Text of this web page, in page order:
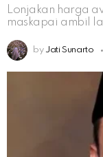
Lonjakan harga
maskapai ambil
by Jati Sunarto